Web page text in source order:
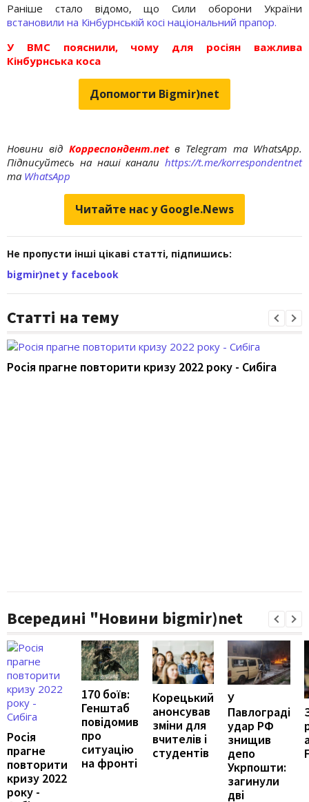
Раніше стало відомо, що Сили оборони України
встановили на Кінбурнській косі національний прапор.
У ВМС пояснили, чому для росіян важлива
Кінбурнська коса
Допомогти Bigmir)net
Новини від Корреспондент.netв Telegram та WhatsApp.
Підписуйтесь на наші канали https://t.me/korrespondentnet
та WhatsApp
Читайте нас у Google.News
Не пропусти інші цікаві статті, підпишись:
bigmir)net у facebook
Статті на тему
Росія прагне повторити кризу 2022 року - Сибіга
Всередині "Новини bigmir)net
Росія
прагне
повторити
кризу 2022
року -
170 боїв:
Генштаб
повідомив
про
ситуацію
на фронті
Корецький
анонсував
зміни для
вчителів і
студентів
У
Павлограді
удар РФ
знищив
депо
Укрпошти:
загинули
дві